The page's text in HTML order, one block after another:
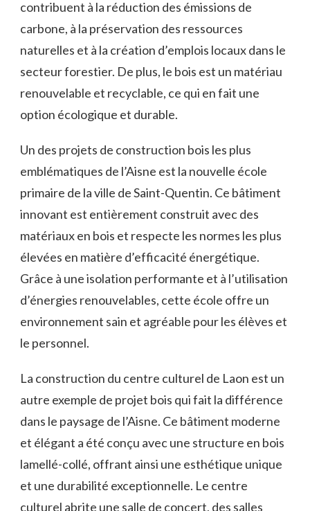
contribuent à la réduction des émissions de
carbone, à la ‍préservation​ des ​ressources
naturelles et à la création d’emplois locaux dans le
secteur ⁢forestier. De plus, le bois est​ un matériau
renouvelable et recyclable, ce qui en fait une
option‍ écologique et durable.
Un des‌ projets de construction bois les plus
emblématiques de l’Aisne est la‍ nouvelle école
primaire ‍de la ville de Saint-Quentin. Ce bâtiment
innovant‌ est entièrement construit avec des
matériaux en bois et respecte les normes les plus
élevées en ​matière d’efficacité ⁤énergétique.
‌Grâce à une isolation performante et à l’utilisation‌
d’énergies ‌renouvelables, cette école ‌offre un
environnement sain ‌et agréable pour les ⁢élèves et
le personnel.
La⁣ construction du centre ‍culturel ‌de Laon est⁣ un
autre exemple de projet bois qui fait‍ la différence
dans le paysage de l’Aisne. Ce bâtiment moderne
et élégant a été conçu⁢ avec ⁣une structure⁤ en bois
lamellé-collé, offrant ainsi‍ une esthétique unique
et ⁢une durabilité‍ exceptionnelle.⁢ Le centre
culturel⁤ abrite une‌ salle de​ concert, des salles